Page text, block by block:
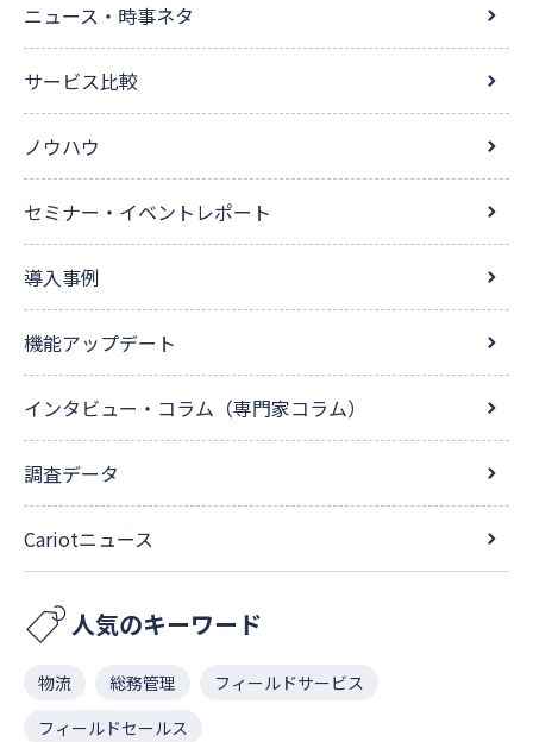
ニュース・時事ネタ
サービス比較
ノウハウ
セミナー・イベントレポート
導入事例
機能アップデート
インタビュー・コラム（専門家コラム）
調査データ
Cariotニュース
人気のキーワード
物流 総務管理
フィールドサービス
フィールドセールス